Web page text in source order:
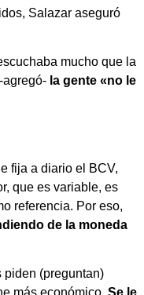
Salazar aseguró
mucho que la
agregó- la gente «no le
fija a diario el BCV,
que es variable, es
referencia. Por eso,
de la moneda
piden (preguntan)